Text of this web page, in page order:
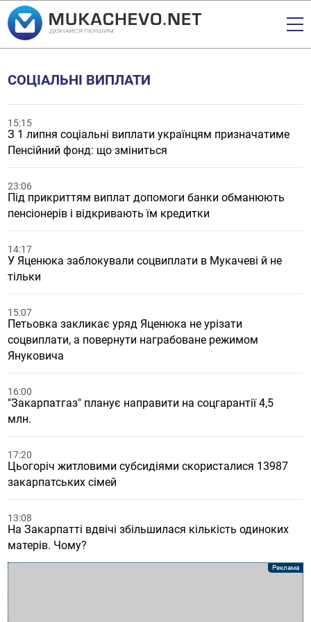
СОЦІАЛЬНІ ВИПЛАТИ
15:15
З 1 липня соціальні виплати українцям призначатиме
Пенсійний фонд: що зміниться
23:06
Під прикриттям виплат допомоги банки обманюють
пенсіонерів і відкривають їм кредитки
14:17
У Яценюка заблокували соцвиплати в Мукачеві й не
тільки
15:07
Петьовка закликає уряд Яценюка не урізати
соцвиплати, а повернути награбоване режимом
Януковича
16:00
"Закарпатгаз" планує направити на соцгарантії 4,5
млн.
17:20
Цьогоріч житловими субсидіями скористалися 13987
закарпатських сімей
13:08
На Закарпатті вдвічі збільшилася кількість одиноких
матерів. Чому?